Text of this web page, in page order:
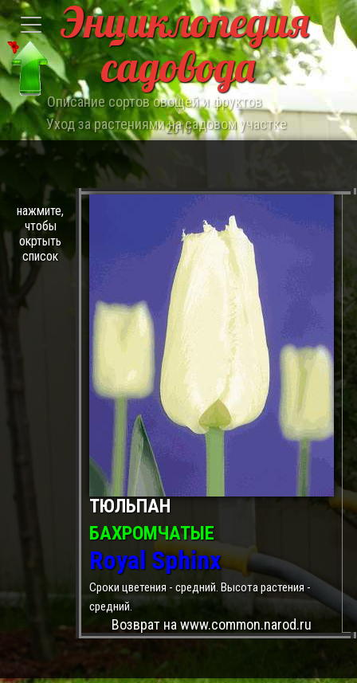
Энциклопедия
садовода
Описание сортов овощей и фруктов
Уход за растениями на садовом участке
2015
нажмите,
чтобы
окртыть
список
ТЮЛЬПАН
БАХРОМЧАТЫЕ
Royal Sphinx
Сроки цветения - средний. Высота растения -
средний.
Возврат на www.common.narod.ru